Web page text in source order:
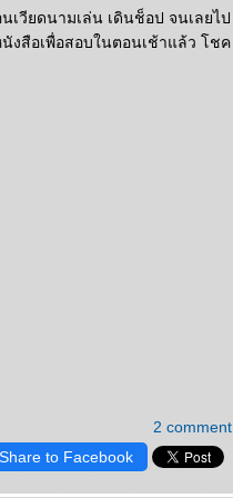
เวียดนามเล่น เดินช็อป จนเลยไป
งสือเพื่อสอบในตอนเช้าแล้ว โชค
2 comment
Share to Facebook